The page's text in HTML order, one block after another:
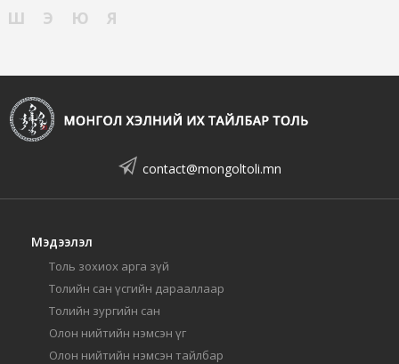
Ш
Э Ю Я
contact@mongoltoli.mn
Мэдээлэл
Толь зохиох арга зүй
Толийн сан үсгийн дарааллаар
Толийн зургийн сан
Олон нийтийн нэмсэн үг
Олон нийтийн нэмсэн тайлбар